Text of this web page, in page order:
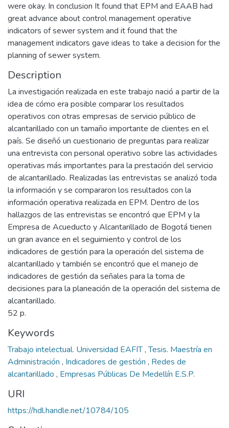
were okay. In conclusion It found that EPM and EAAB had
great advance about control management operative
indicators of sewer system and it found that the
management indicators gave ideas to take a decision for the
planning of sewer system.
Description
La investigación realizada en este trabajo nació a partir de la
idea de cómo era posible comparar los resultados
operativos con otras empresas de servicio público de
alcantarillado con un tamaño importante de clientes en el
país. Se diseñó un cuestionario de preguntas para realizar
una entrevista con personal operativo sobre las actividades
operativas más importantes para la prestación del servicio
de alcantarillado. Realizadas las entrevistas se analizó toda
la información y se compararon los resultados con la
información operativa realizada en EPM. Dentro de los
hallazgos de las entrevistas se encontró que EPM y la
Empresa de Acueducto y Alcantarillado de Bogotá tienen
un gran avance en el seguimiento y control de los
indicadores de gestión para la operación del sistema de
alcantarillado y también se encontró que el manejo de
indicadores de gestión da señales para la toma de
decisiones para la planeación de la operación del sistema de
alcantarillado.
52 p.
Keywords
Trabajo intelectual. Universidad EAFIT,Tesis. Maestría en
Administración , Indicadores de gestión , Redes de
alcantarillado , Empresas Públicas De Medellín E.S.P.
URI
https://hdl.handle.net/10784/105